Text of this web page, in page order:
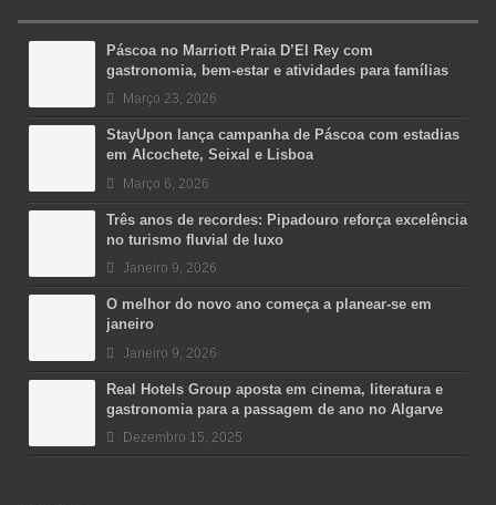
Páscoa no Marriott Praia D’El Rey com
gastronomia, bem-estar e atividades para famílias
Março 23, 2026
StayUpon lança campanha de Páscoa com estadias
em Alcochete, Seixal e Lisboa
Março 6, 2026
Três anos de recordes: Pipadouro reforça excelência
no turismo fluvial de luxo
Janeiro 9, 2026
O melhor do novo ano começa a planear-se em
janeiro
Janeiro 9, 2026
Real Hotels Group aposta em cinema, literatura e
gastronomia para a passagem de ano no Algarve
Dezembro 15, 2025